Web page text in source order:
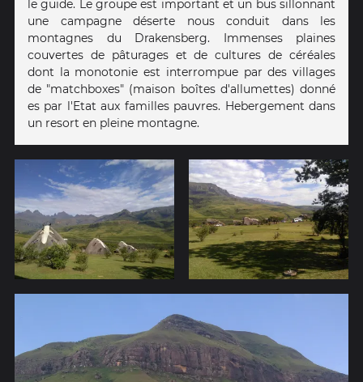
le guide. Le groupe est important et un bus sillonnant
une campagne déserte nous conduit dans les
montagnes du Drakensberg. Immenses plaines
couvertes de pâturages et de cultures de céréales
dont la monotonie est interrompue par des villages
de "matchboxes" (maison boîtes d'allumettes) donné
es par l'Etat aux familles pauvres. Hebergement dans
un resort en pleine montagne.